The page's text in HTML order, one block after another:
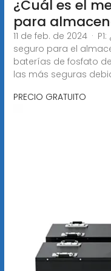
¿Cuál es el
para
11 de feb. de 2024 ·
seguro para el
baterías de fosfato
las más seguras
PRECIO GRATUITO